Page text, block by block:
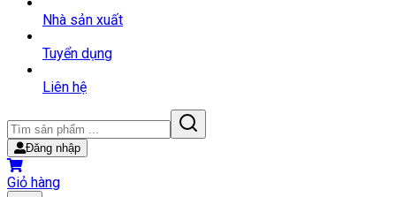
Nhà sản xuất
Tuyển dụng
Liên hệ
Đăng nhập
Giỏ hàng